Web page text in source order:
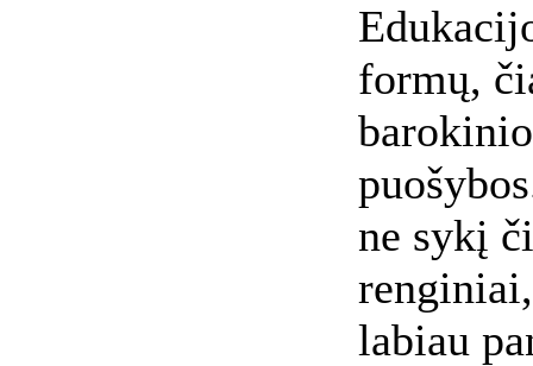
formų,
ne sykį
labiau